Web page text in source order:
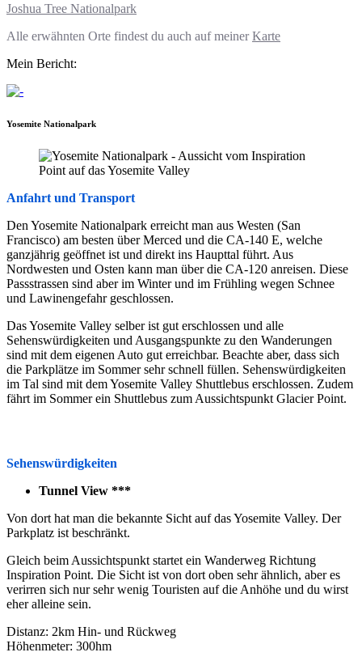
Joshua Tree Nationalpark
Alle erwähnten Orte findest du auch auf meinerKarte
Mein Bericht:
Yosemite Nationalpark
Anfahrt und Transport
Den Yosemite Nationalpark erreicht man aus Westen (San
Francisco) am besten über Merced und die CA-140 E, welche
ganzjährig geöffnet ist und direkt ins Haupttal führt. Aus
Nordwesten und Osten kann man über die CA-120 anreisen. Diese
Passstrassen sind aber im Winter und im Frühling wegen Schnee
und Lawinengefahr geschlossen.
Das Yosemite Valley selber ist gut erschlossen und alle
Sehenswürdigkeiten und Ausgangspunkte zu den Wanderungen
sind mit dem eigenen Auto gut erreichbar. Beachte aber, dass sich
die Parkplätze im Sommer sehr schnell füllen. Sehenswürdigkeiten
im Tal sind mit dem Yosemite Valley Shuttlebus erschlossen. Zudem
fährt im Sommer ein Shuttlebus zum Aussichtspunkt Glacier Point.
Sehenswürdigkeiten
Tunnel View ***
Von dort hat man die bekannte Sicht auf das Yosemite Valley. Der
Parkplatz ist beschränkt.
Gleich beim Aussichtspunkt startet ein Wanderweg Richtung
Inspiration Point. Die Sicht ist von dort oben sehr ähnlich, aber es
verirren sich nur sehr wenig Touristen auf die Anhöhe und du wirst
eher alleine sein.
Distanz: 2km Hin- und Rückweg
Höhenmeter: 300hm